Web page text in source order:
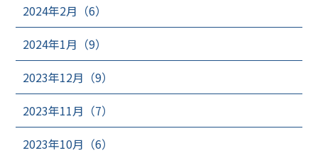
2024年2月（6）
2024年1月（9）
2023年12月（9）
2023年11月（7）
2023年10月（6）